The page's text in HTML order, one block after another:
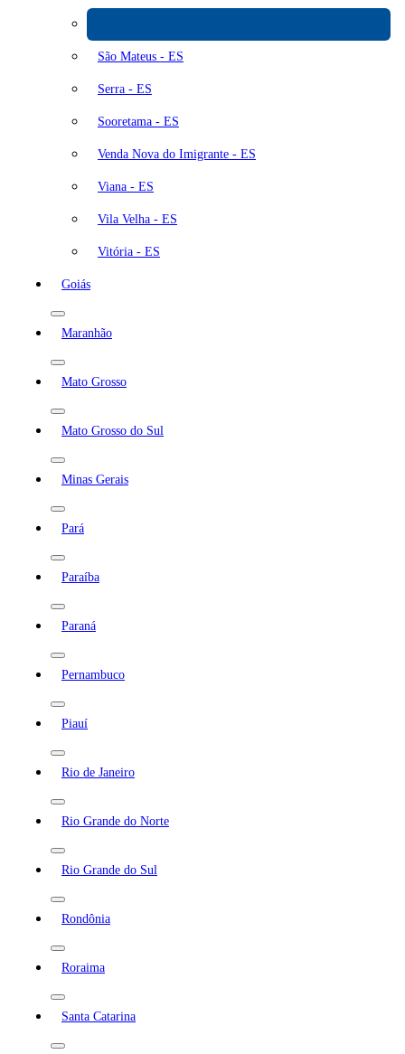
São Mateus - ES
Serra - ES
Sooretama - ES
Venda Nova do Imigrante - ES
Viana - ES
Vila Velha - ES
Vitória - ES
Goiás
Maranhão
Mato Grosso
Mato Grosso do Sul
Minas Gerais
Pará
Paraíba
Paraná
Pernambuco
Piauí
Rio de Janeiro
Rio Grande do Norte
Rio Grande do Sul
Rondônia
Roraima
Santa Catarina